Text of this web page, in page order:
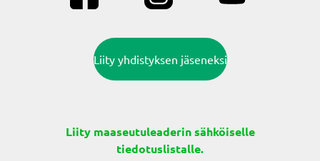
Liity yhdistyksen jäseneksi
Liity maaseutuleaderin sähköiselle
tiedotuslistalle.